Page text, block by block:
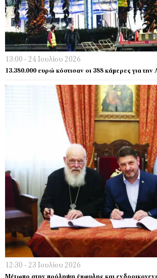
13:00 - 24 Ιουλίου 2026
13.380.000 ευρώ κόστισαν οι 388 κάμερες για την
12:30 - 23 Ιουλίου 2026